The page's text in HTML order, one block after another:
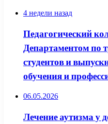
4 недели назад
Педагогический
Департаментом по
студентов и
обучения и
06.05.2026
Лечение аутизма у